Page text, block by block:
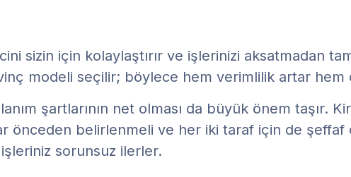
sizin için kolaylaştırır ve işlerinizi aksatmadan
modeli seçilir; böylece hem verimlilik artar hem
şartlarının net olması da büyük önem taşır.
önceden belirlenmeli ve her iki taraf için de şeffaf
sorunsuz ilerler.